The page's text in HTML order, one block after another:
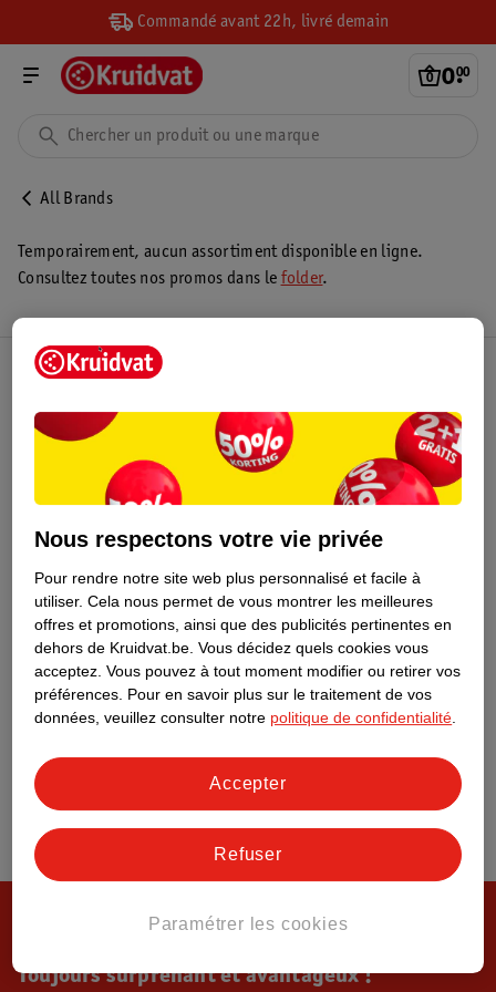
Commandé avant 22h, livré demain
0.
00
All Brands
Temporairement, aucun assortiment disponible en ligne.
Consultez toutes nos promos dans le folder.
Toujours surprenant et avantageux !
Nous respectons votre vie privée
Pour rendre notre site web plus personnalisé et facile à
utiliser. Cela nous permet de vous montrer les meilleures
offres et promotions, ainsi que des publicités pertinentes en
dehors de Kruidvat.be. Vous décidez quels cookies vous
acceptez. Vous pouvez à tout moment modifier ou retirer vos
préférences. Pour en savoir plus sur le traitement de vos
données, veuillez consulter notre politique de confidentialité
Paramétrer les cookies
Refuser
Accepter